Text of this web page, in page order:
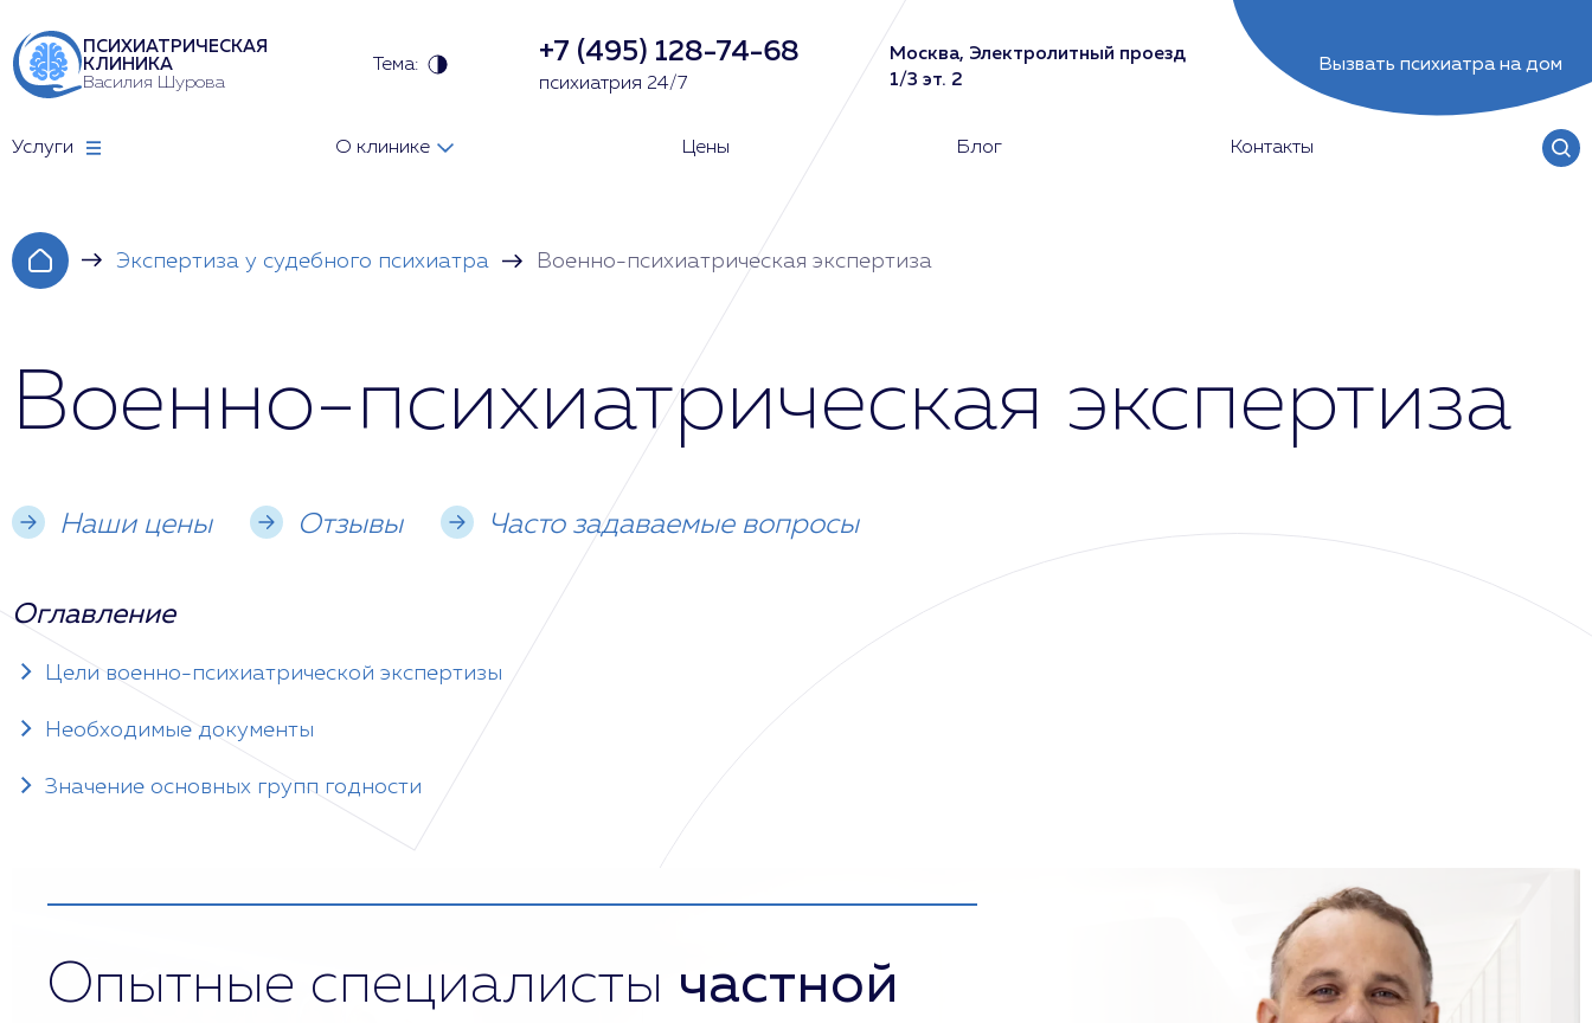
ПСИХИАТРИЧЕСКАЯ
КЛИНИКА
Василия Шурова
Тема: +7 (495) 128-74-68
психиатрия 24/7
Москва, Электролитный проезд
1/3 эт. 2
Вызвать психиатра на дом
Услуги О клинике Цены Блог Контакты
Экспертиза у судебного психиатра Военно-психиатрическая экспертиза
Военно-психиатрическая экспертиза
Наши цены Отзывы Часто задаваемые вопросы
Оглавление
Цели военно-психиатрической экспертизы
Необходимые документы
Значение основных групп годности
Опытные специалисты частной